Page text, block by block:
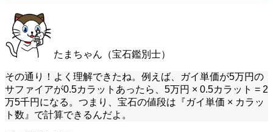
たまちゃん（宝石鑑別士）
その通り！よく理解できたね。例えば、ガイ単価が5万円の
サファイアが0.5カラットあったら、5万円 × 0.5カラット = 2
万5千円になる。つまり、宝石の値段は『ガイ単価 × カラッ
ト数』で計算できるんだよ。